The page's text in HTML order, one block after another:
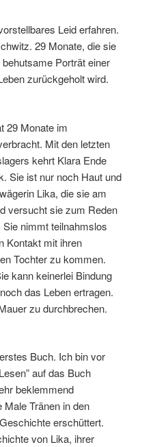
Leid erfahren.
29 Monate, die sie
Porträt einer
zurückgeholt wird.
29 Monate im
Mit den letzten
kehrt Klara Ende
Sie ist nur noch Haut und
Lika, die sie am
versucht sie zum Reden
nimmt teilnahmslos
Kontakt mit ihren
Tochter zu kommen.
kann keinerlei Bindung
das Leben ertragen.
zu durchbrechen.
Buch. Ich bin vor
auf das Buch
beklemmend
Male Tränen in den
erschüttert.
von Lika, ihrer